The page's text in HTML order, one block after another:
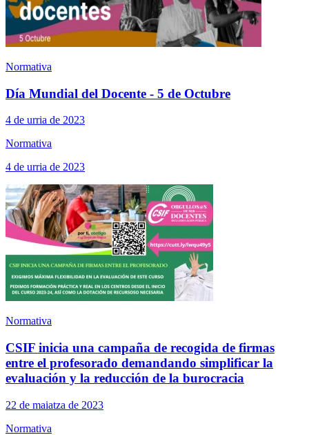
Normativa
Día Mundial del Docente - 5 de Octubre
4 de urria de 2023
Normativa
4 de urria de 2023
Normativa
CSIF inicia una campaña de recogida de firmas
entre el profesorado demandando simplificar la
evaluación y la reducción de la burocracia
22 de maiatza de 2023
Normativa